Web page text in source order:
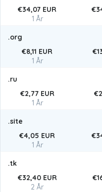
€34,07 EUR
1 År
.org
€8,11 EUR
1 År
.ru
€2,77 EUR
1 År
.site
€4,05 EUR
1 År
.tk
€32,40 EUR
2 År